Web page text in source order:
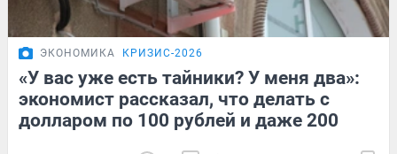
ЭКОНОМИКА КРИЗИС-2026
«У вас уже есть тайники? У меня два»:
экономист рассказал, что делать с
долларом по 100 рублей и даже 200